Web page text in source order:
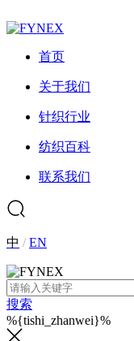
首页
关于我们
针织行业
纺织百科
联系我们
中 /EN
搜索
%{tishi_zhanwei}%